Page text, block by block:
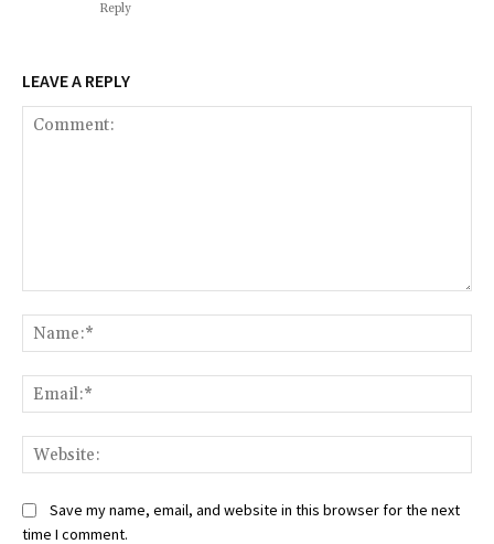
Reply
LEAVE A REPLY
Save my name, email, and website in this browser for the next
time I comment.